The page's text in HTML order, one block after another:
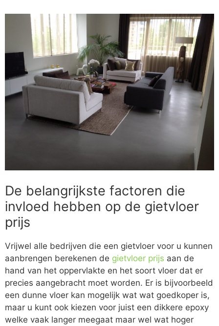
De belangrijkste factoren die
invloed hebben op de gietvloer
prijs
Vrijwel alle bedrijven die een gietvloer voor u kunnen
aanbrengen berekenen de gietvloer prijs aan de
hand van het oppervlakte en het soort vloer dat er
precies aangebracht moet worden. Er is bijvoorbeeld
een dunne vloer kan mogelijk wat wat goedkoper is,
maar u kunt ook kiezen voor juist een dikkere epoxy
welke vaak langer meegaat maar wel wat hoger